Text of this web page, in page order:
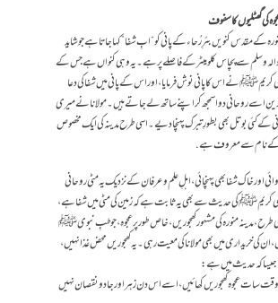
کی گھٹلیوں کا سفوف
کے مقدس کنویں بئرِ رُحاء کے پانی کو “ابِ شفا” کہا جاتا ہے جو شاید
والہ وسلم سے پچاس کلومیٹر کے فاصلے پر ہے۔ یہ وہی کنواں ہے جس کے
ﷺ نے اس کا پانی نوش فرمایا، اور اس کے پانی میں شفا کی دعا
اسے روحانی دوا سمجھ کر اپنے ساتھ لے جاتے ہیں۔ مولانا نے میری
کے کئی بوتل بھی بطورِ تبرک پہنچا دیے۔ اسی طرح مدینہ کی ایک مخصوص
کے نام سے معروف ہے.
اور خاک شفا بھی پہنچائی، اہلِ علم و عرفان کے نزدیک یہ مٹی روحانی
کریم ﷺ کی حدیث سے بھی یہ ثابت ہے کہ زمین کی مٹی میں شفا ہے،
مدینہ منورہ کی مشہور کھجوریں، خاص طور پر عجوہ، جو طبِ نبوی ﷺ
کی خریداری میں بھی مولانا کی معیت رہی۔ یہ کھجوریں محض غذا نہیں،
جیسا کہ حدیث میں ہے:
عجوہ کھجوریں کھائیں، اسے اس دن زہر اور جادو نقصان نہیں